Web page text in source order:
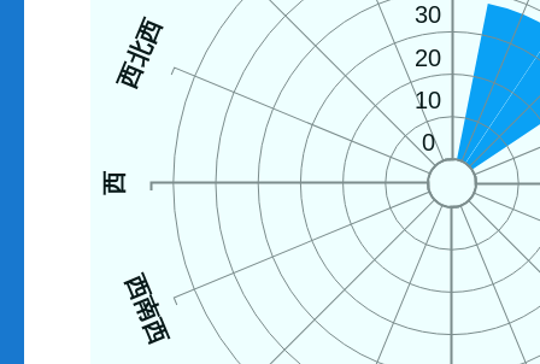
西南西
西
西北西
0
10
20
30